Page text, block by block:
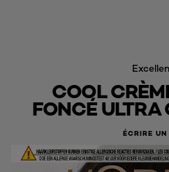
COOL
FONCÉ ULTRA
ÉCRIRE